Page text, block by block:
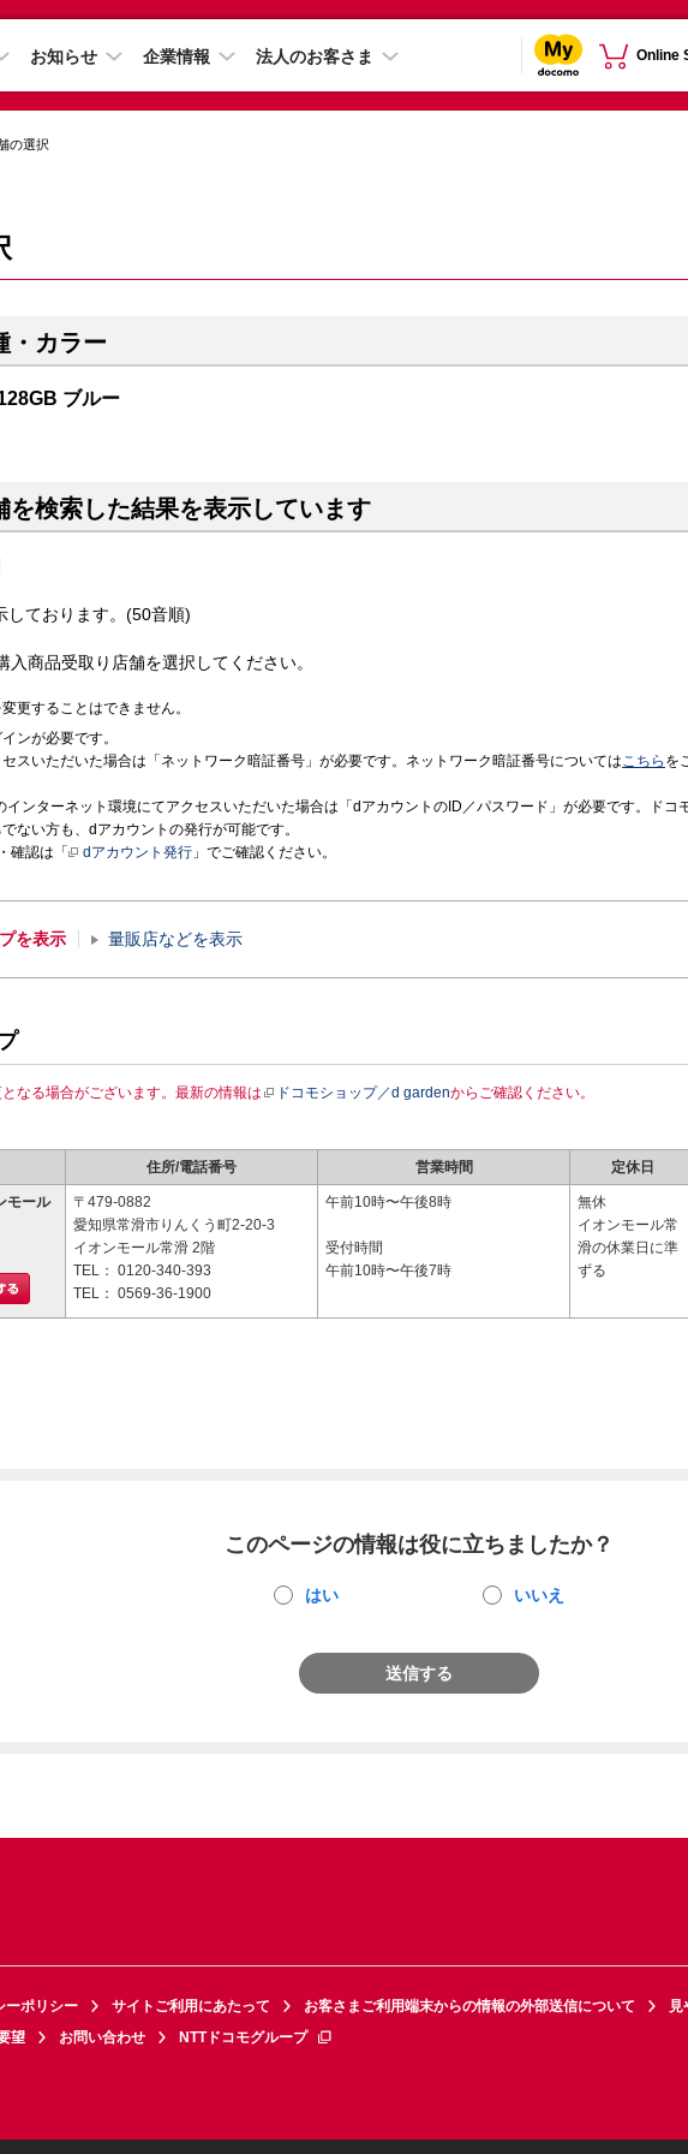
お知らせ 企業情報 法人のお客さま Online
の選択
・カラー
ブルー
を検索した結果を表示しています
しております。(50音順)
入商品受取り店舗を選択してください。
更することはできません。
ンが必要です。
セスいただいた場合は「ネットワーク暗証番号」が必要です。ネットワーク暗証番号についてはこちら を
インターネット環境にてアクセスいただいた場合は「dアカウントのID／パスワード」が必要です。ドコ
ない方も、dアカウントの発行が可能です。
確認は「
dアカウント発行 」でご確認ください。
を表示 量販店などを表示
なる場合がございます。最新の情報は ドコモショップ／d gardenからご確認ください。
住所/電話番号 営業時間 定休日
モール
〒479-0882
愛知県常滑市りんくう町2-20-3
イオンモール常滑 2階
TEL： 0120-340-393
TEL： 0569-36-1900
午前10時〜午後8時
受付時間
午前10時〜午後7時
無休
イオンモール常
滑の休業日に準
ずる
このページの情報は役に立ちましたか？
はい いいえ
送信する
ーポリシー サイトご利用にあたって お客さまご利用端末からの情報の外部送信について
見
望 お問い合わせ NTTドコモグループ